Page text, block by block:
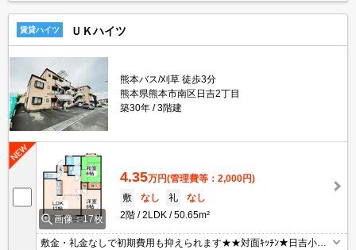
賃貸ハイツ ＵＫハイツ
熊本バス/刈草 徒歩3分
熊本県熊本市南区日吉2丁目
築30年
3階建
画像：17枚
4.35万円(管理費等：2,000円)
敷
なし 礼
なし
2階
2LDK 50.65m²
敷金・礼金なしで初期費用も抑えられます★★対面ｷｯﾁﾝ★日吉小・